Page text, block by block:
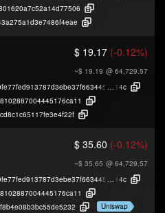
$ 19.17 (-0.12%)
~$ 19.19 @ 64,729.57
14c
$ 35.60 (-0.12%)
~$ 35.65 @ 64,729.57
14c
Uniswap